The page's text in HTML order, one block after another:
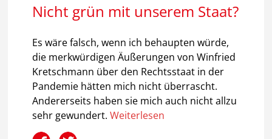
Nicht grün mit unserem Staat?
Es wäre falsch, wenn ich behaupten würde,
die merkwürdigen Äußerungen von Winfried
Kretschmann über den Rechtsstaat in der
Pandemie hätten mich nicht überrascht.
Andererseits haben sie mich auch nicht allzu
sehr gewundert.Weiterlesen